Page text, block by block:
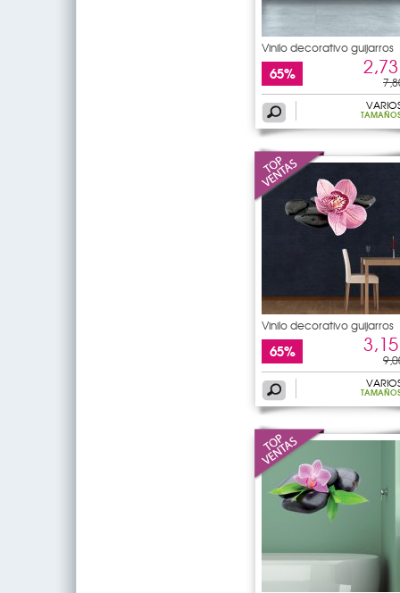
Vinilo decorativo guijarros
65%
Vinilo decorativo guijarros
65%